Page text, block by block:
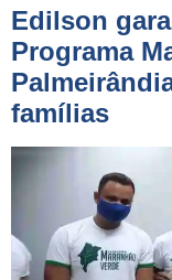
Edilson
Programa
famílias